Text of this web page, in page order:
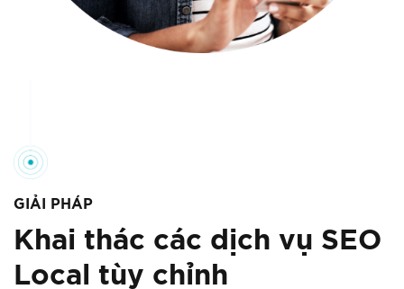
GIẢI PHÁP
Khai thác các dịch vụ SEO
Local tùy chỉnh